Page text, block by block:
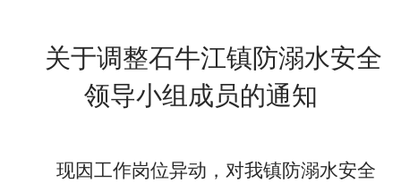
关于调整石牛江镇防溺水安全
领导小组成员的通知
现因工作岗位异动， 对我镇防溺水安全